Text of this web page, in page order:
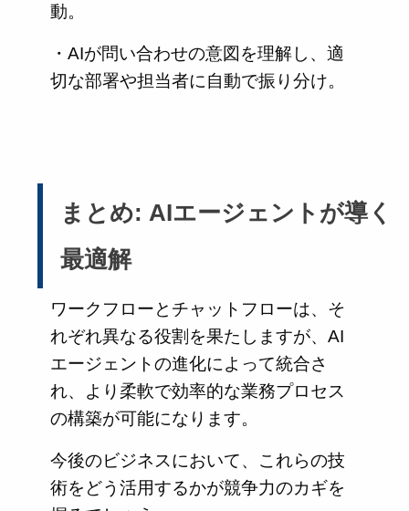
動。
・AIが問い合わせの意図を理解し、適
切な部署や担当者に自動で振り分け。
まとめ: AIエージェントが導く
最適解
ワークフローとチャットフローは、そ
れぞれ異なる役割を果たしますが、AI
エージェントの進化によって統合さ
れ、より柔軟で効率的な業務プロセス
の構築が可能になります。
今後のビジネスにおいて、これらの技
術をどう活用するかが競争力のカギを